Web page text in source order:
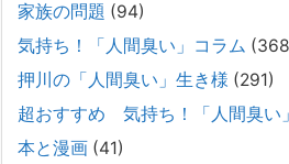
#042 精神疾患の子どもと健全
がとれない（母娘編）。
弊社は、病識のない重篤な精神疾患を抱え
け、長年にわたり精神科医療へのアクセス
い場合、家 [...]
家族の問題 (94)
気持ち！「人間臭い」コラム
押川の「人間臭い」生き様 (291)
超おすすめ 気持ち！「人間臭い
本と漫画 (41)